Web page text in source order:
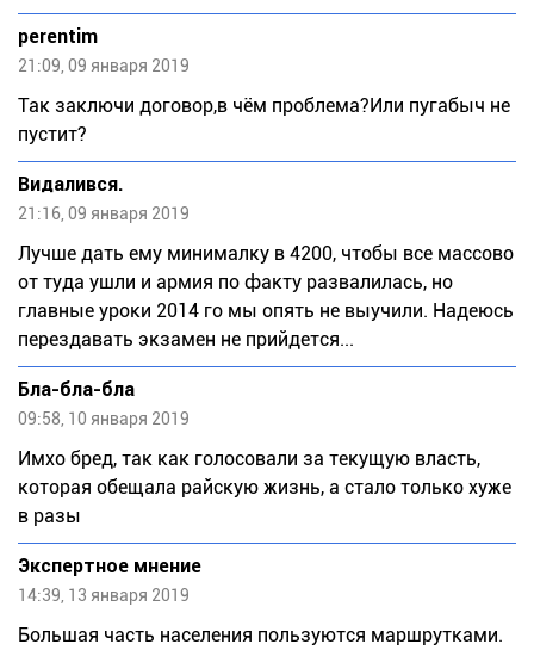
perentim
21:09, 09 января 2019
Так заключи договор,в чём проблема?Или пугабыч не
пустит?
Видалився.
21:16, 09 января 2019
Лучше дать ему минималку в 4200, чтобы все массово
от туда ушли и армия по факту развалилась, но
главные уроки 2014 го мы опять не выучили. Надеюсь
перездавать экзамен не прийдется...
Бла-бла-бла
09:58, 10 января 2019
Имхо бред, так как голосовали за текущую власть,
которая обещала райскую жизнь, а стало только хуже
в разы
Экспертное мнение
14:39, 13 января 2019
Большая часть населения пользуются маршрутками.